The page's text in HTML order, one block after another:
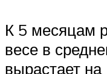
К 5 месяцам
весе в
вырастает